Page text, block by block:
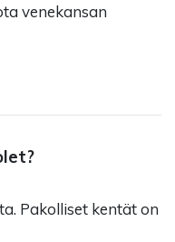
venekansan
Pakolliset kentät on